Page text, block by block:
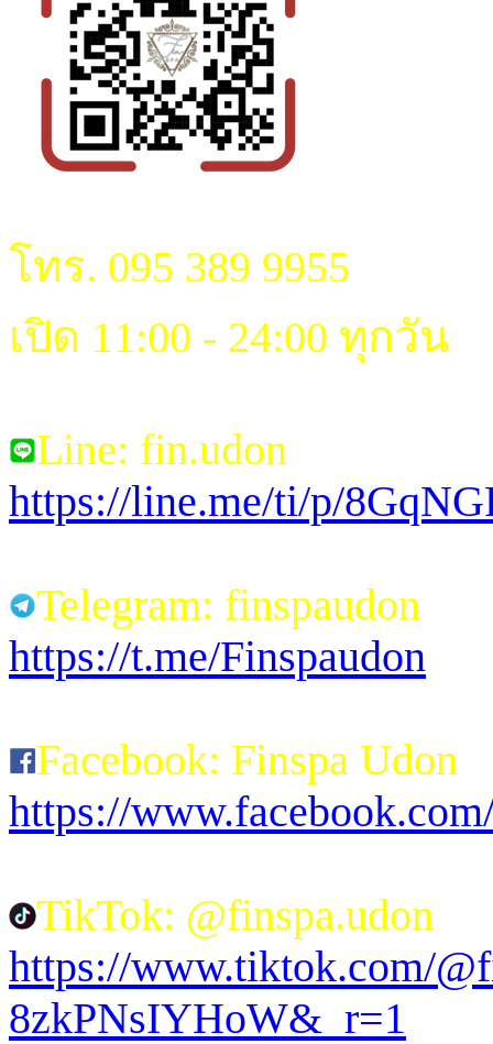
โทร. 095 389 9955
เปิด 11:00 - 24:00 ทุกวัน
Line: fin.udon
https://line.me/ti/p/
Telegram: finspaudon
https://t.me/Finspaudon
Facebook: Finspa Udon
https://
TikTok: @finspa.udon
https://www.tiktok.com/
8zkPNsIYHoW&_r=1